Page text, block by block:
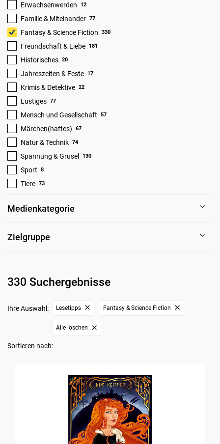
Erwachsenwerden 12
Familie & Miteinander 77
Fantasy & Science Fiction 330
Freundschaft & Liebe 181
Historisches 20
Jahreszeiten & Feste 17
Krimis & Detektive 22
Lustiges 77
Mensch und Gesellschaft 57
Märchen(haftes) 67
Natur & Technik 74
Spannung & Grusel 130
Sport 8
Tiere 73
Medienkategorie
Zielgruppe
330 Suchergebnisse
Ihre Auswahl: Lesetipps Fantasy & Science Fiction
Alle löschen
Sortieren nach: